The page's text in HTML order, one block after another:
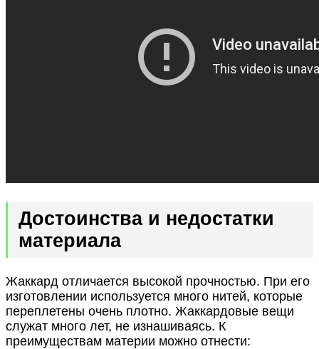
Достоинства и недостатки
материала
Жаккард отличается высокой прочностью. При его
изготовлении используется много нитей, которые
переплетены очень плотно. Жаккардовые вещи
служат много лет, не изнашиваясь. К
преимуществам материи можно отнести: